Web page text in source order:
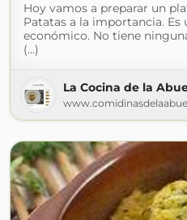
Hoy vamos a preparar un
Patatas a la importancia. Es
económico. No tiene
(...)
La Cocina de la